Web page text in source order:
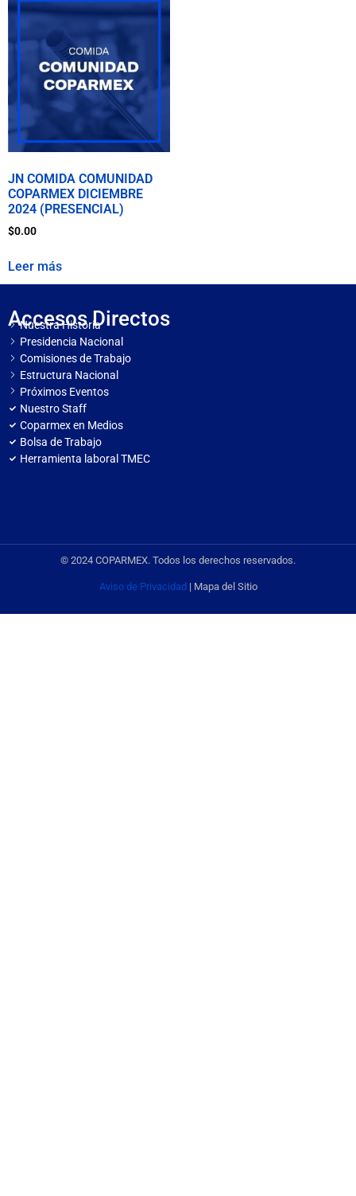
JN COMIDA COMUNIDAD
COPARMEX DICIEMBRE
2024 (PRESENCIAL)
$0.00
Leer más
Accesos Directos
Nuestra Historia
Presidencia Nacional
Comisiones de Trabajo
Estructura Nacional
Próximos Eventos
Nuestro Staff
Coparmex en Medios
Bolsa de Trabajo
Herramienta laboral TMEC
© 2024 COPARMEX. Todos los derechos reservados.
Aviso de Privacidad | Mapa del Sitio